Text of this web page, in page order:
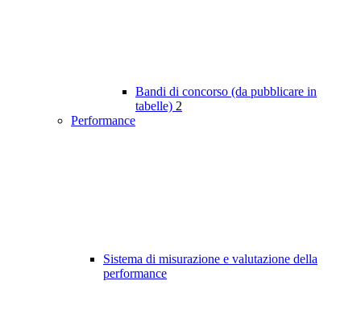
Bandi di concorso (da pubblicare in
tabelle) 2
Performance
Sistema di misurazione e valutazione della
performance